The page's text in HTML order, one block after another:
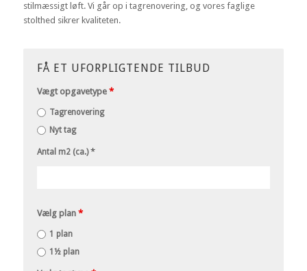
stilmæssigt løft. Vi går op i tagrenovering, og vores faglige
stolthed sikrer kvaliteten.
FÅ ET UFORPLIGTENDE TILBUD
Vægt opgavetype *
Tagrenovering
Nyt tag
Antal m2 (ca.)*
Vælg plan *
1 plan
1½ plan